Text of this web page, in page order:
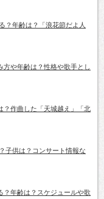
？年齢は？「浪花節だよ人
や年齢は？性格や歌手とし
？作曲した「天城越え」「北
子供は？コンサート情報な
？年齢は？スケジュールや歌